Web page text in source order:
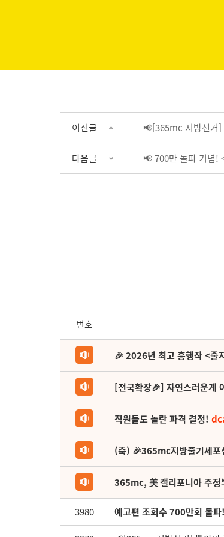
이전글 📢[365mc 지방선거]
다음글 📢 700만 돌파 기념!
번호
🎉 2026년 최고 흥행작 <줄
[전국확장🎉] 자연스러운게
직원들도 놀란 파격 결정!
(축) 🎉365mc지방줄기세포
365mc, 美 캘리포니아 주정
3980 예고편 조회수 700만회 돌파!